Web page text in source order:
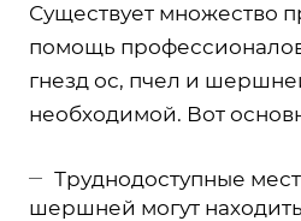
Существует множество
помощь
гнезд ос, пчел и
необходимой. Вот
Труднодоступные
шершней могут